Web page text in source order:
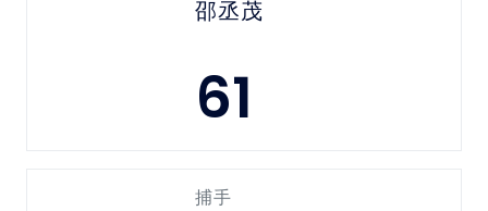
邵丞茂
61
捕手